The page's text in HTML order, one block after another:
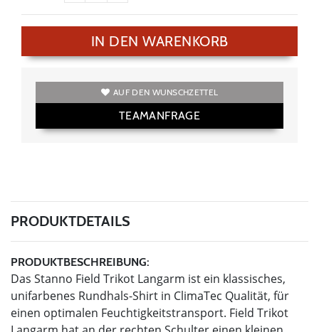
IN DEN WARENKORB
AUF DEN WUNSCHZETTEL
TEAMANFRAGE
PRODUKTDETAILS
PRODUKTBESCHREIBUNG:
Das Stanno Field Trikot Langarm ist ein klassisches,
unifarbenes Rundhals-Shirt in ClimaTec Qualität, für
einen optimalen Feuchtigkeitstransport. Field Trikot